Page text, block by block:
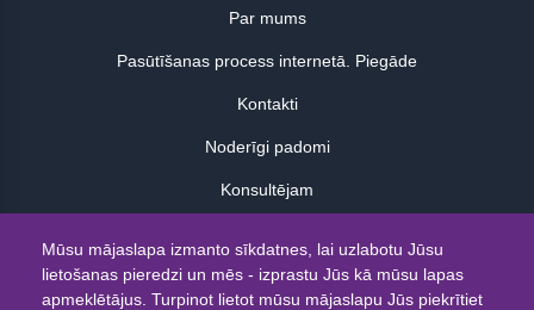
Par mums
Pasūtīšanas process internetā. Piegāde
Kontakti
Noderīgi padomi
Konsultējam
© 2026
Mūsu mājaslapa izmanto sīkdatnes, lai uzlabotu Jūsu
lietošanas pieredzi un mēs - izprastu Jūs kā mūsu lapas
apmeklētājus. Turpinot lietot mūsu mājaslapu Jūs piekrītiet